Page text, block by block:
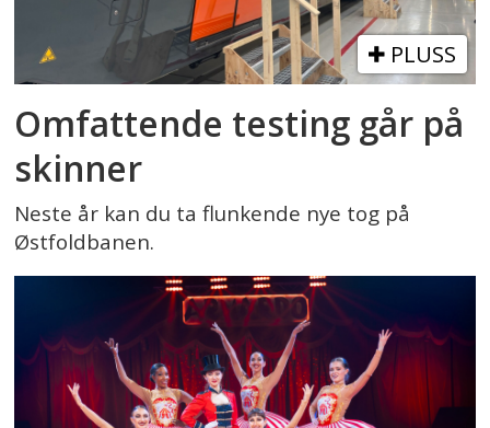
PLUSS
Omfattende testing går på
skinner
Neste år kan du ta flunkende nye tog på
Østfoldbanen.